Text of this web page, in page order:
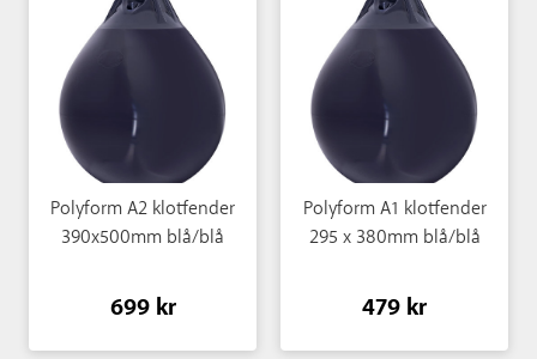
Polyform A2 klotfender
390x500mm blå/blå
699 kr
Polyform A1 klotfender
295 x 380mm blå/blå
479 kr